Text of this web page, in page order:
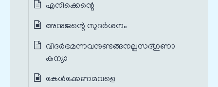
എനിക്കെന്റെ
അനുജന്റെ സുദർശനം
വിദർഭമന്നവനുണ്ടങ്ങനല്പസദ്ഗുണാ
കന്യാ
കേൾക്കേണമവളെ